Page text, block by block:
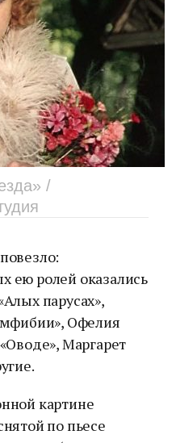
/
ею ролей оказались
парусах»,
Офелия
Маргарет
картине
по пьесе